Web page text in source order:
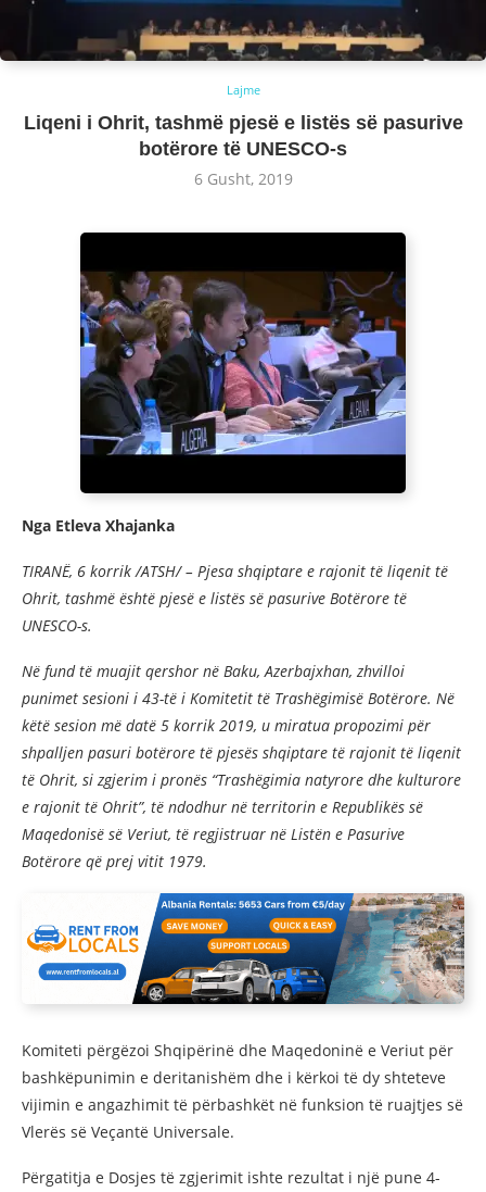
Lajme
Liqeni i Ohrit, tashmë pjesë e listës së pasurive
botërore të UNESCO-s
6 Gusht, 2019
Nga Etleva Xhajanka
TIRANË, 6 korrik /ATSH/ – Pjesa shqiptare e rajonit të liqenit të
Ohrit, tashmë është pjesë e listës së pasurive Botërore të
UNESCO-s.
Në fund të muajit qershor në Baku, Azerbajxhan, zhvilloi
punimet sesioni i 43-të i Komitetit të Trashëgimisë Botërore. Në
këtë sesion më datë 5 korrik 2019, u miratua propozimi për
shpalljen pasuri botërore të pjesës shqiptare të rajonit të liqenit
të Ohrit, si zgjerim i pronës “Trashëgimia natyrore dhe kulturore
e rajonit të Ohrit”, të ndodhur në territorin e Republikës së
Maqedonisë së Veriut, të regjistruar në Listën e Pasurive
Botërore që prej vitit 1979.
Komiteti përgëzoi Shqipërinë dhe Maqedoninë e Veriut për
bashkëpunimin e deritanishëm dhe i kërkoi të dy shteteve
vijimin e angazhimit të përbashkët në funksion të ruajtjes së
Vlerës së Veçantë Universale.
Përgatitja e Dosjes të zgjerimit ishte rezultat i një pune 4-